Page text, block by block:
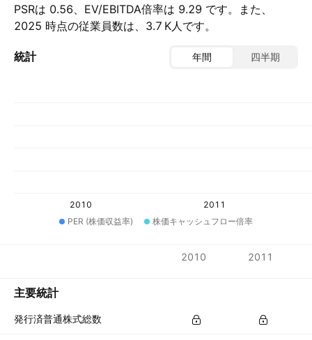
PSRは 0.56、EV/EBITDA倍率は 9.29 です。また、
2025 時点の従業員数は、‪3.7 K‬人です。
統計 年間 四半期
2010
2011
PER (株価収益率)
株価キャッシュフロー倍率
2010 2011
主要統計
発行済普通株式総数